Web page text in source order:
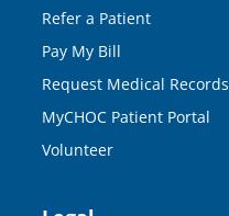
Refer a Patient
Pay My Bill
Request Medical Records
MyCHOC Patient Portal
Volunteer